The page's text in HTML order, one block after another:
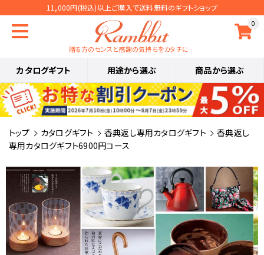
11,000円(税込)以上ご購入で送料無料のギフトショップ
0
贈る方のセンスと感謝の気持ちをカタチに…
カタログギフト 用途から選ぶ 商品から選ぶ
トップ カタログギフト 香典返し専用カタログギフト
香典返し
専用カタログギフト6900円コース